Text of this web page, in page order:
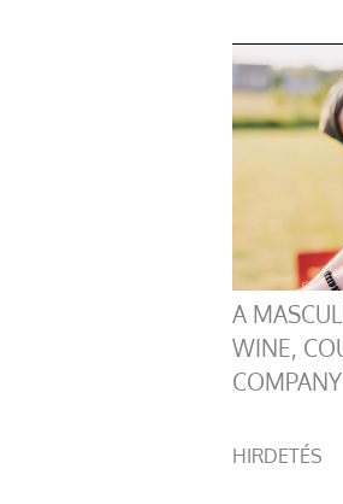
A
WINE,
COMPANY
HIRDETÉS